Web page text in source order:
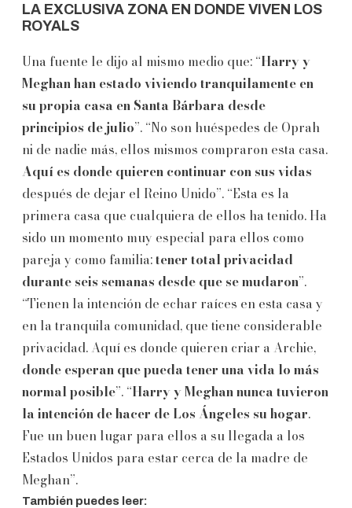
LA EXCLUSIVA ZONA EN DONDE VIVEN LOS
ROYALS
Una fuente le dijo al mismo medio que: “Harry y
Meghan han estado viviendo tranquilamente en
su propia casa en Santa Bárbara desde
principios de julio”. “No son huéspedes de Oprah
ni de nadie más, ellos mismos compraron esta casa.
Aquí es donde quieren continuar con sus vidas
después de dejar el Reino Unido”. “Esta es la
primera casa que cualquiera de ellos ha tenido. Ha
sido un momento muy especial para ellos como
pareja y como familia:tener total privacidad
durante seis semanas desde que se mudaron”.
“Tienen la intención de echar raíces en esta casa y
en la tranquila comunidad, que tiene considerable
privacidad. Aquí es donde quieren criar a Archie,
donde esperan que pueda tener una vida lo más
normal posible”. “Harry y Meghan nunca tuvieron
la intención de hacer de Los Ángeles su hogar.
Fue un buen lugar para ellos a su llegada a los
Estados Unidos para estar cerca de la madre de
Meghan”.
También puedes leer: